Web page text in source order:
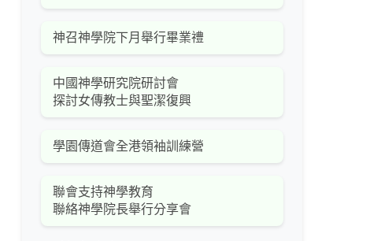
神召神學院下月舉行畢業禮
中國神學研究院研討會
探討女傳教士與聖潔復興
學園傳道會全港領袖訓練營
聯會支持神學教育
聯絡神學院長舉行分享會